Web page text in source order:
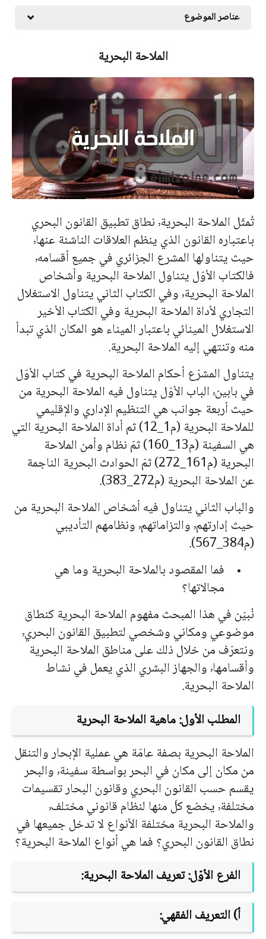
عناصر الموضوع
الملاحة البحرية
تُمثّل الملاحة البحرية٬ نطاق تطبيق القانون البحري
باعتباره القانون الذي ينظم العلاقات الناشئة عنها٬
حيث يتناولها المشرع الجزائري في جميع أقسامه٬
فالكتاب الأوّل يتناول الملاحة البحرية وأشخاص
الملاحة البحرية٬ وفي الكتاب الثاني يتناول الاستغلال
التجاري لأداة الملاحة البحرية وفي الكتاب الأخير
الاستغلال المينائي باعتبار الميناء هو المكان الذي تبدأ
منه وتنتهي إليه الملاحة البحرية.
يتناول المشرّع أحكام الملاحة البحرية في كتاب الأوّل
في بابين٬ الباب الأوّل يتناول فيه الملاحة البحرية من
حيث أربعة جوانب هي التنظيم الإداري والإقليمي
للملاحة البحرية (م1_12) ثم أداة الملاحة البحرية التي
هي السفينة (م13_160) ثمّ نظام وأمن الملاحة
البحرية (م161_272) ثمّ الحوادث البحرية الناجمة
عن الملاحة البحرية (م272_383).
والباب الثاني يتناول فيه أشخاص الملاحة البحرية من
حيث إدارتهم٬ والتزاماتهم٬ ونظامهم التأديبي
(م384_567).
فما المقصود بالملاحة البحرية وما هي
مجالاتها؟
نُبيّن في هذا المبحث مفهوم الملاحة البحرية كنطاق
موضوعي ومكاني وشخصي لتطبيق القانون البحري٬
ونتعرّف من خلال ذلك على مناطق الملاحة البحرية
وأقسامها٬ والجهاز البشري الذي يعمل في نشاط
الملاحة البحرية.
المطلب الأول: ماهية الملاحة البحرية
الملاحة البحرية بصفة عامّة هي عملية الإبحار والتنقل
من مكان إلى مكان في البحر بواسطة سفينة٬ والبحر
يقسم حسب القانون البحري وقانون البحار تقسيمات
مختلفة٬ يخضع كلّ منها لنظام قانوني مختلف٬
والملاحة البحرية مختلفة الأنواع لا تدخل جميعها في
نطاق القانون البحري؟ فما هي أنواع الملاحة البحرية؟
الفرع الأوّل: تعريف الملاحة البحرية:
أ) التعريف الفقهي: